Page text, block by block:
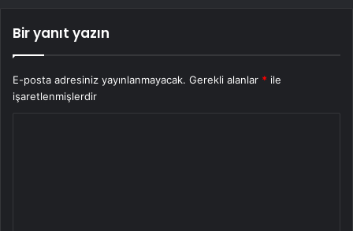
Bir yanıt yazın
E-posta adresiniz yayınlanmayacak. Gerekli alanlar * ile
işaretlenmişlerdir